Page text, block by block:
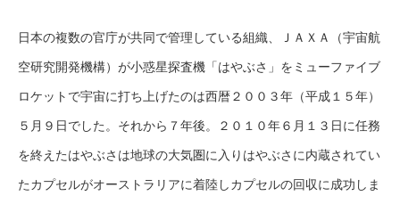
日本の複数の官庁が共同で管理している組織、ＪＡＸＡ（宇宙航
空研究開発機構）が小惑星探査機「はやぶさ」をミューファイブ
ロケットで宇宙に打ち上げたのは西暦２００３年（平成１５年）
５月９日でした。それから７年後。２０１０年６月１３日に任務
を終えたはやぶさは地球の大気圏に入りはやぶさに内蔵されてい
たカプセルがオーストラリアに着陸しカプセルの回収に成功しま